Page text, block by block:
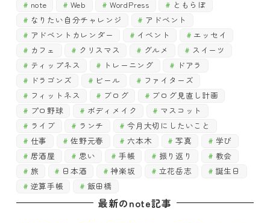
note Web WordPress
ともらぼ
なりたい自分チャレンジ
アドベント
アドベントカレンダー
イベント
エッセイ
カフェ
クリスマス グルメ
スイーツ
ティップネス
トレーニング
ドアラ
ドラゴンズ
ビール
ファイターズ
フィットネス
ブログ
ブログ見直し計画
プロ野球
ボディメイク
マスコット
ライブ
ランチ
今月大切にしたいこと
仕事
佐野元春 六本木 写真
学び
居酒屋
思い 手帳 振り返り
教会
旅
日本酒 神楽坂 立花岳志
誕生日
逆算手帳
飯田橋
最新のnote記事